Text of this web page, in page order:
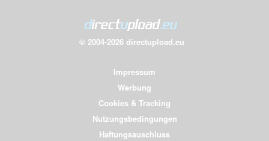
© 2004-2026 directupload.eu
Impressum
Werbung
Cookies & Tracking
Nutzungsbedingungen
Haftungsauschluss